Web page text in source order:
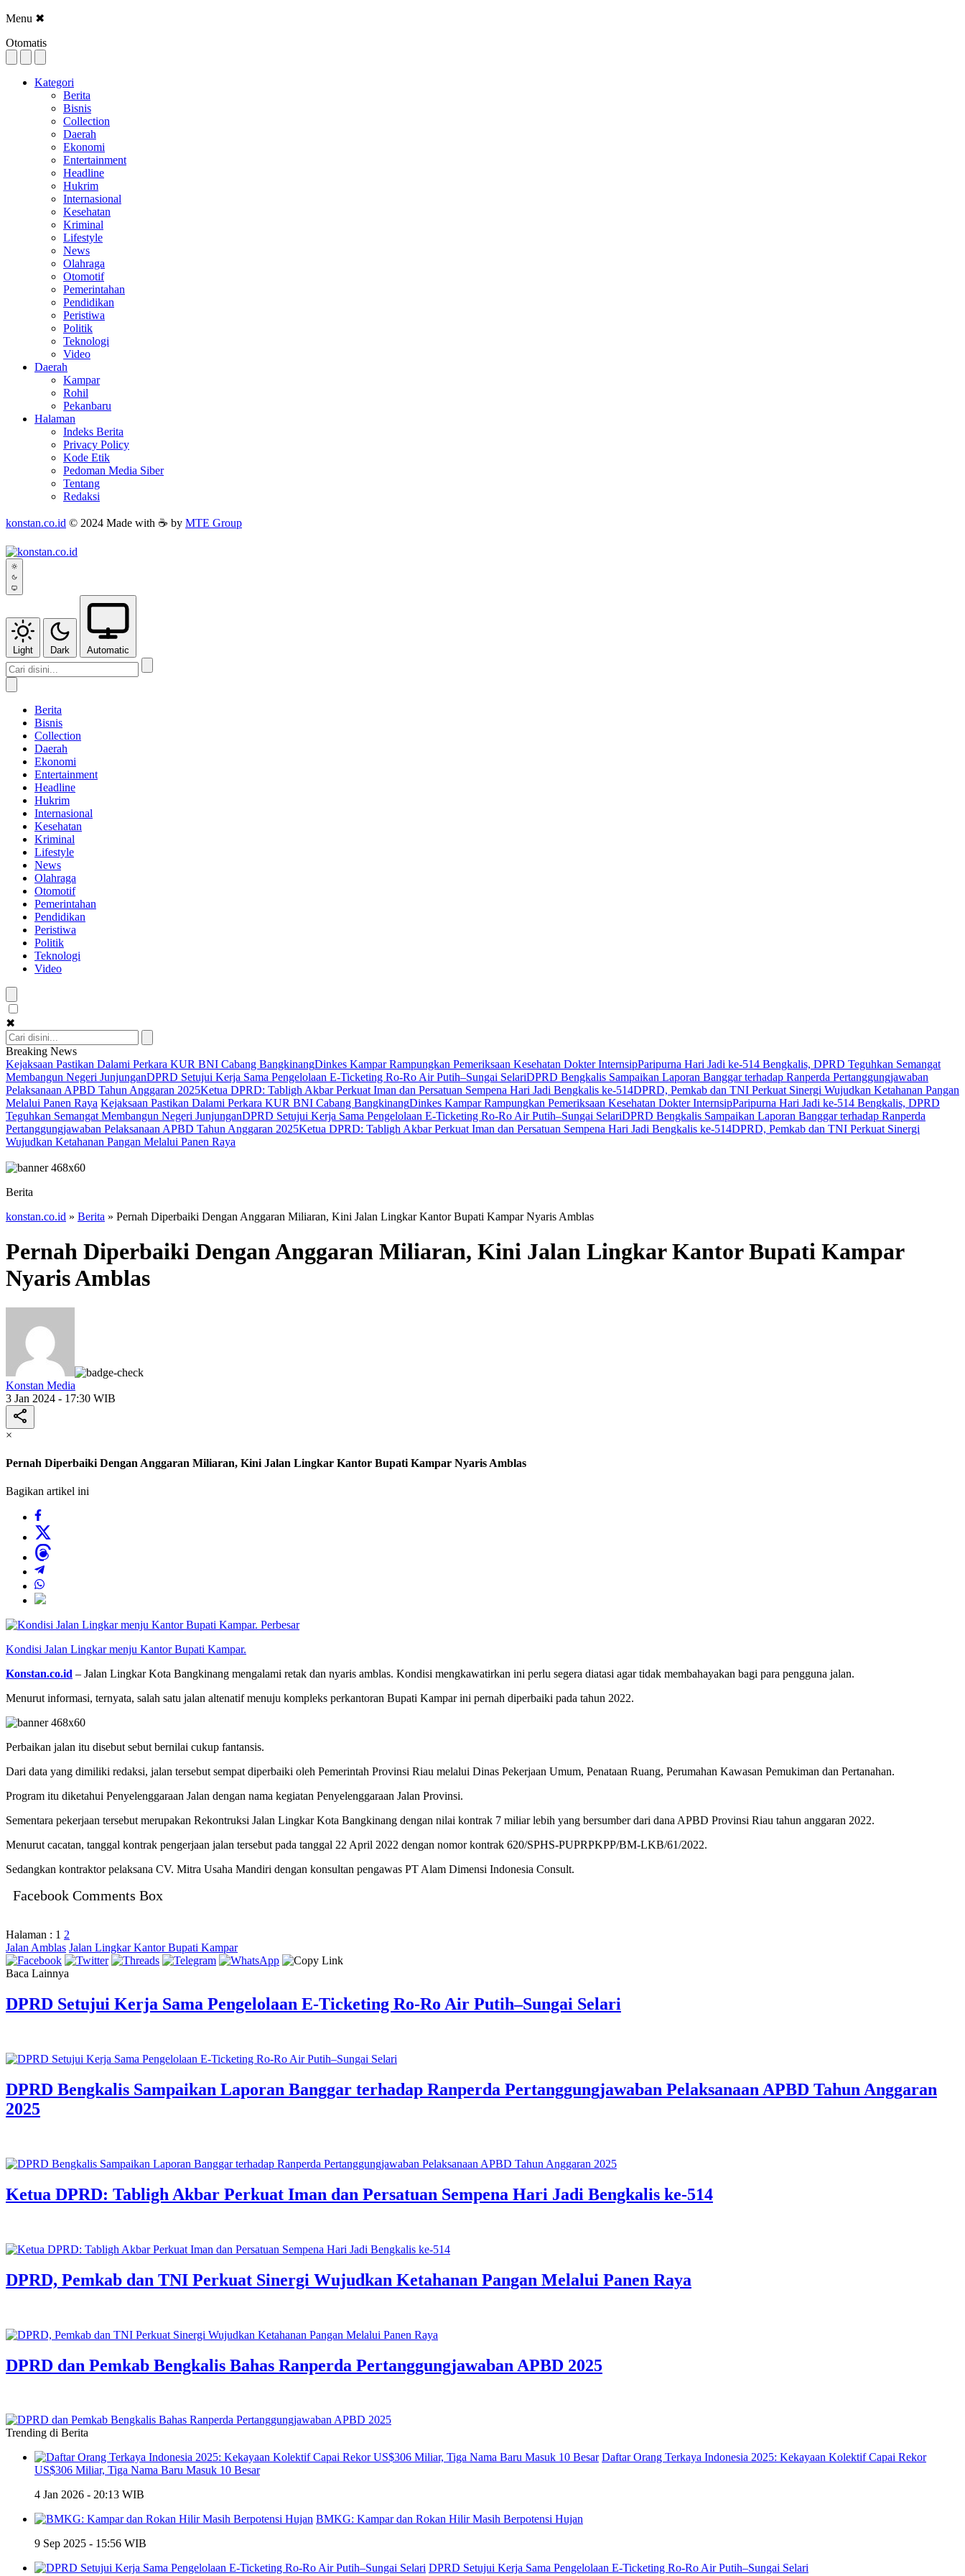
Menu ✖
Otomatis
Kategori
Berita
Bisnis
Collection
Daerah
Ekonomi
Entertainment
Headline
Hukrim
Internasional
Kesehatan
Kriminal
Lifestyle
News
Olahraga
Otomotif
Pemerintahan
Pendidikan
Peristiwa
Politik
Teknologi
Video
Daerah
Kampar
Rohil
Pekanbaru
Halaman
Indeks Berita
Privacy Policy
Kode Etik
Pedoman Media Siber
Tentang
Redaksi
konstan.co.id © 2024 Made with ☕ by MTE Group
Light Dark Automatic
Berita
Bisnis
Collection
Daerah
Ekonomi
Entertainment
Headline
Hukrim
Internasional
Kesehatan
Kriminal
Lifestyle
News
Olahraga
Otomotif
Pemerintahan
Pendidikan
Peristiwa
Politik
Teknologi
Video
✖
Breaking News
Kejaksaan Pastikan Dalami Perkara KUR BNI Cabang BangkinangDinkes Kampar Rampungkan Pemeriksaan Kesehatan Dokter InternsipParipurna Hari Jadi ke-514 Bengkalis, DPRD Teguhkan Semangat
Membangun Negeri JunjunganDPRD Setujui Kerja Sama Pengelolaan E-Ticketing Ro-Ro Air Putih–Sungai SelariDPRD Bengkalis Sampaikan Laporan Banggar terhadap Ranperda Pertanggungjawaban
Pelaksanaan APBD Tahun Anggaran 2025Ketua DPRD: Tabligh Akbar Perkuat Iman dan Persatuan Sempena Hari Jadi Bengkalis ke-514DPRD, Pemkab dan TNI Perkuat Sinergi Wujudkan Ketahanan Pangan
Melalui Panen Raya Kejaksaan Pastikan Dalami Perkara KUR BNI Cabang BangkinangDinkes Kampar Rampungkan Pemeriksaan Kesehatan Dokter InternsipParipurna Hari Jadi ke-514 Bengkalis, DPRD
Teguhkan Semangat Membangun Negeri JunjunganDPRD Setujui Kerja Sama Pengelolaan E-Ticketing Ro-Ro Air Putih–Sungai SelariDPRD Bengkalis Sampaikan Laporan Banggar terhadap Ranperda
Pertanggungjawaban Pelaksanaan APBD Tahun Anggaran 2025Ketua DPRD: Tabligh Akbar Perkuat Iman dan Persatuan Sempena Hari Jadi Bengkalis ke-514DPRD, Pemkab dan TNI Perkuat Sinergi
Wujudkan Ketahanan Pangan Melalui Panen Raya
Berita
konstan.co.id » Berita » Pernah Diperbaiki Dengan Anggaran Miliaran, Kini Jalan Lingkar Kantor Bupati Kampar Nyaris Amblas
Pernah Diperbaiki Dengan Anggaran Miliaran, Kini Jalan Lingkar Kantor Bupati Kampar
Nyaris Amblas
Konstan Media
3 Jan 2024 - 17:30 WIB
×
Pernah Diperbaiki Dengan Anggaran Miliaran, Kini Jalan Lingkar Kantor Bupati Kampar Nyaris Amblas
Bagikan artikel ini
Perbesar
Kondisi Jalan Lingkar menju Kantor Bupati Kampar.
Konstan.co.id – Jalan Lingkar Kota Bangkinang mengalami retak dan nyaris amblas. Kondisi mengkawatirkan ini perlu segera diatasi agar tidak membahayakan bagi para pengguna jalan.
Menurut informasi, ternyata, salah satu jalan altenatif menuju kompleks perkantoran Bupati Kampar ini pernah diperbaiki pada tahun 2022.
Perbaikan jalan itu disebut sebut bernilai cukup fantansis.
Dari data yang dimiliki redaksi, jalan tersebut sempat diperbaiki oleh Pemerintah Provinsi Riau melalui Dinas Pekerjaan Umum, Penataan Ruang, Perumahan Kawasan Pemukiman dan Pertanahan.
Program itu diketahui Penyelenggaraan Jalan dengan nama kegiatan Penyelenggaraan Jalan Provinsi.
Sementara pekerjaan tersebut merupakan Rekontruksi Jalan Lingkar Kota Bangkinang dengan nilai kontrak 7 miliar lebih yang bersumber dari dana APBD Provinsi Riau tahun anggaran 2022.
Menurut cacatan, tanggal kontrak pengerjaan jalan tersebut pada tanggal 22 April 2022 dengan nomor kontrak 620/SPHS-PUPRPKPP/BM-LKB/61/2022.
Sedangkan kontraktor pelaksana CV. Mitra Usaha Mandiri dengan konsultan pengawas PT Alam Dimensi Indonesia Consult.
Facebook Comments Box
Halaman : 1 2
Jalan Amblas Jalan Lingkar Kantor Bupati Kampar
Baca Lainnya
DPRD Setujui Kerja Sama Pengelolaan E-Ticketing Ro-Ro Air Putih–Sungai Selari
DPRD Bengkalis Sampaikan Laporan Banggar terhadap Ranperda Pertanggungjawaban Pelaksanaan APBD Tahun Anggaran
2025
Ketua DPRD: Tabligh Akbar Perkuat Iman dan Persatuan Sempena Hari Jadi Bengkalis ke-514
DPRD, Pemkab dan TNI Perkuat Sinergi Wujudkan Ketahanan Pangan Melalui Panen Raya
DPRD dan Pemkab Bengkalis Bahas Ranperda Pertanggungjawaban APBD 2025
Trending di Berita
Daftar Orang Terkaya Indonesia 2025: Kekayaan Kolektif Capai Rekor
US$306 Miliar, Tiga Nama Baru Masuk 10 Besar
4 Jan 2026 - 20:13 WIB
BMKG: Kampar dan Rokan Hilir Masih Berpotensi Hujan
9 Sep 2025 - 15:56 WIB
DPRD Setujui Kerja Sama Pengelolaan E-Ticketing Ro-Ro Air Putih–Sungai Selari